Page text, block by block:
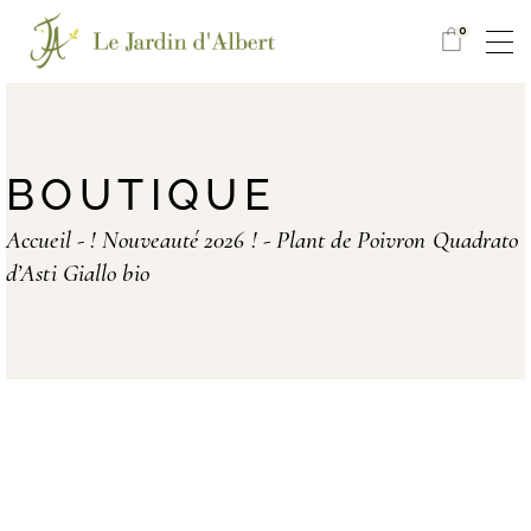
0
BOUTIQUE
Accueil ! Nouveauté 2026 !
Plant de Poivron Quadrato
d’Asti Giallo bio